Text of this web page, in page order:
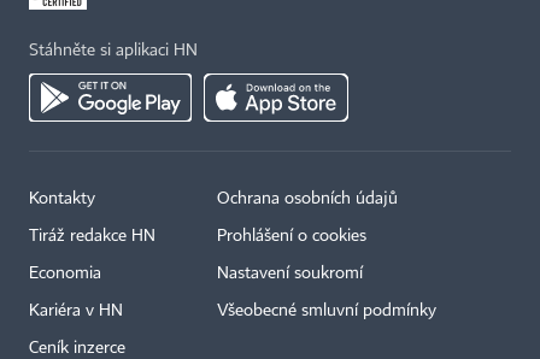
Stáhněte si aplikaci HN
Kontakty
Tiráž redakce HN
Economia
Kariéra v HN
Ceník inzerce
Ochrana osobních údajů
Prohlášení o cookies
Nastavení soukromí
Všeobecné smluvní podmínky